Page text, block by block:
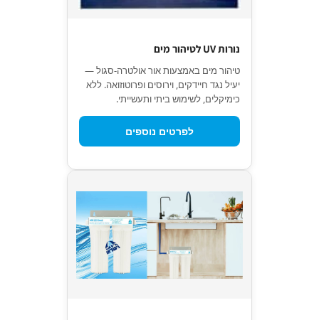
נורות UV לטיהור מים
טיהור מים באמצעות אור אולטרה-סגול —
יעיל נגד חיידקים, וירוסים ופרוטוזואה. ללא
כימיקלים, לשימוש ביתי ותעשייתי.
לפרטים נוספים